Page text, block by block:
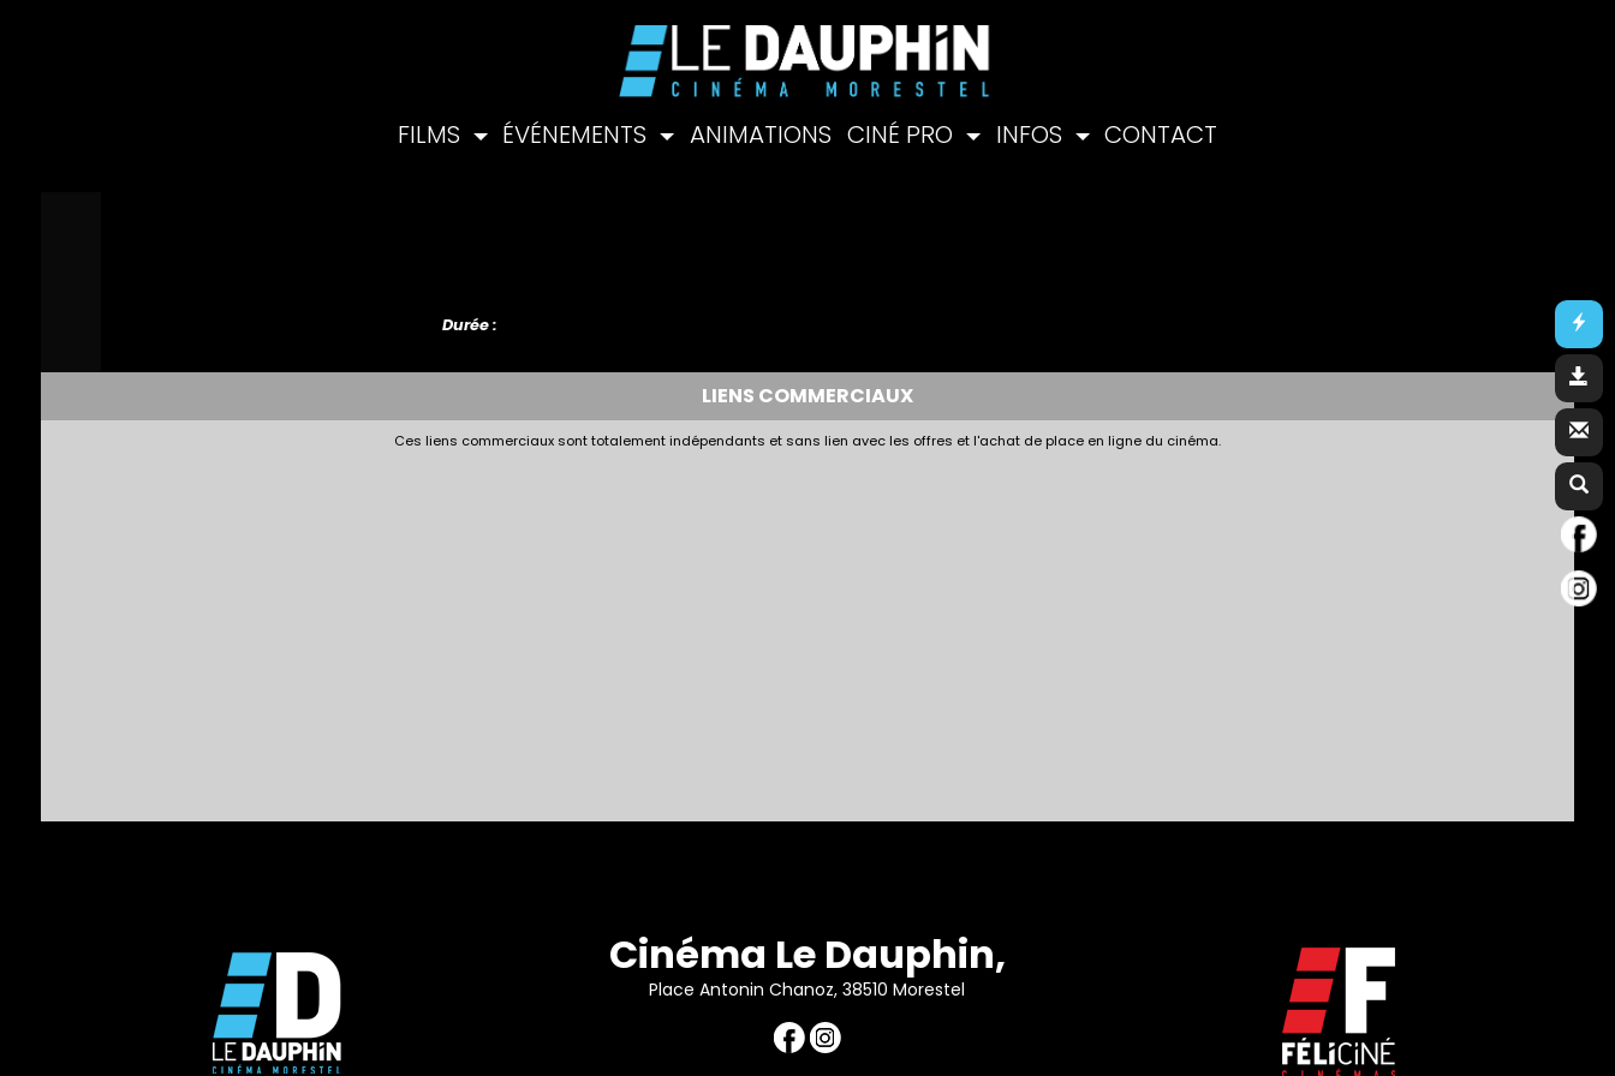
FILMS ÉVÉNEMENTS ANIMATIONS CINÉ PRO INFOS CONTACT
Durée :
LIENS COMMERCIAUX
Ces liens commerciaux sont totalement indépendants et sans lien avec les offres et l'achat de place en ligne du cinéma.
Cinéma Le Dauphin,
Place Antonin Chanoz, 38510 Morestel